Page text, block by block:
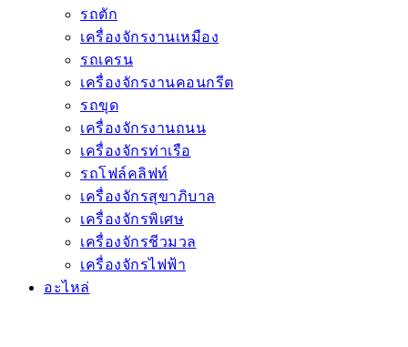
รถตัก
เครื่องจักรงานเหมือง
รถเครน
เครื่องจักรงานคอนกรีต
รถขุด
เครื่องจักรงานถนน
เครื่องจักรท่าเรือ
รถโฟล์คลิฟท์
เครื่องจักรสุขาภิบาล
เครื่องจักรพิเศษ
เครื่องจักรชีวมวล
เครื่องจักรไฟฟ้า
อะไหล่